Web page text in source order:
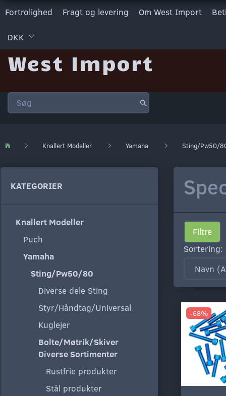
Fortrolighed Fragt og levering Om West Import
DKK
West Import
Knallert Modeller Yamaha Sting/Pw50/
KATEGORIER
Knallert Modeller
Puch
Yamaha
Sting/Pw50/80
Diverse dele Sting
Styr/Håndtag/Universal
Kuglejer
Bolte/Møtrik/Skiver
Diverse Sortimenter
Rustfrie produkter
Stål produkter
Filtre
Sortering:
-68%